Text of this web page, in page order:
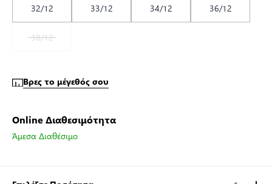
32/12
33/12 34/12
36/12
38/12
Βρες το μέγεθός σου
Online Διαθεσιμότητα
Άμεσα Διαθέσιμο